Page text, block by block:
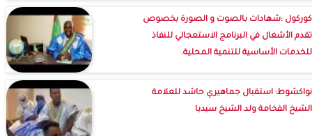
كوركول :شهادات بالصوت و الصورة بخصوص
تقدم الأشغال في البرنامج الاستعجالي للنفاذ
للخدمات الأساسية للتنمية المحلية.
نواكشوط: استقبال جماهيري حاشد للعلامة
الشيخ الفخامة ولد الشيخ سيديا